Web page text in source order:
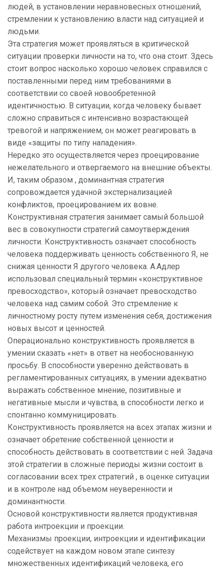
людей, в установлении неравновесных отношений,
стремлении к установлению власти над ситуацией и
людьми.
Эта стратегия может проявляться в критической
ситуации проверки личности на то, что она стоит. Здесь
стоит вопрос насколько хорошо человек справился с
поставленными перед ним требованиями в
соответствии со своей новообретенной
идентичностью. В ситуации, когда человеку бывает
сложно справиться с интенсивно возрастающей
тревогой и напряжением, он может реагировать в
виде «защиты по типу нападения».
Нередко это осуществляется через проецирование
нежелательного и отвергаемого на внешние объекты.
И, таким образом , доминантная стратегия
сопровождается удачной экстернализацией
конфликтов, проецированием их вовне.
Конструктивная стратегия занимает самый большой
вес в совокупности стратегий самоутверждения
личности. Конструктивность означает способность
человека поддерживать ценность собственного Я, не
снижая ценности Я другого человека. А.Адлер
использовал специальный термин «конструктивное
превосходство», который означает превосходство
человека над самим собой. Это стремление к
личностному росту путем изменения себя, достижения
новых высот и ценностей.
Операционально конструктивность проявляется в
умении сказать «нет» в ответ на необоснованную
просьбу. В способности уверенно действовать в
регламентированных ситуациях, в умении адекватно
выражать собственное мнение, позитивные и
негативные мысли и чувства, в способности легко и
спонтанно коммуницировать.
Конструктивность проявляется на всех этапах жизни и
означает обретение собственной ценности и
способность действовать в соответствии с ней. Задача
этой стратегии в сложные периоды жизни состоит в
согласовании всех трех стратегий , в оценке ситуации
и в контроле над объемом неуверенности и
доминантности.
Основой конструктивности является продуктивная
работа интроекции и проекции.
Механизмы проекции, интроекции и идентификации
содействует на каждом новом этапе синтезу
множественных идентификаций человека, его